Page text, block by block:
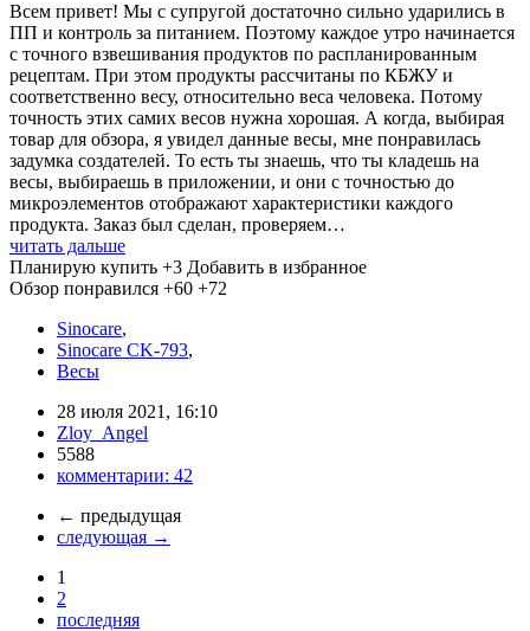
Всем привет! Мы с супругой достаточно сильно ударились в
ПП и контроль за питанием. Поэтому каждое утро начинается
с точного взвешивания продуктов по распланированным
рецептам. При этом продукты рассчитаны по КБЖУ и
соответственно весу, относительно веса человека. Потому
точность этих самих весов нужна хорошая. А когда, выбирая
товар для обзора, я увидел данные весы, мне понравилась
задумка создателей. То есть ты знаешь, что ты кладешь на
весы, выбираешь в приложении, и они с точностью до
микроэлементов отображают характеристики каждого
продукта. Заказ был сделан, проверяем…
читать дальше
Планирую купить +3 Добавить в избранное
Обзор понравился +60 +72
Sinocare,
Sinocare CK-793,
Весы
28 июля 2021, 16:10
Zloy_Angel
5588
комментарии: 42
← предыдущая
следующая →
1
2
последняя